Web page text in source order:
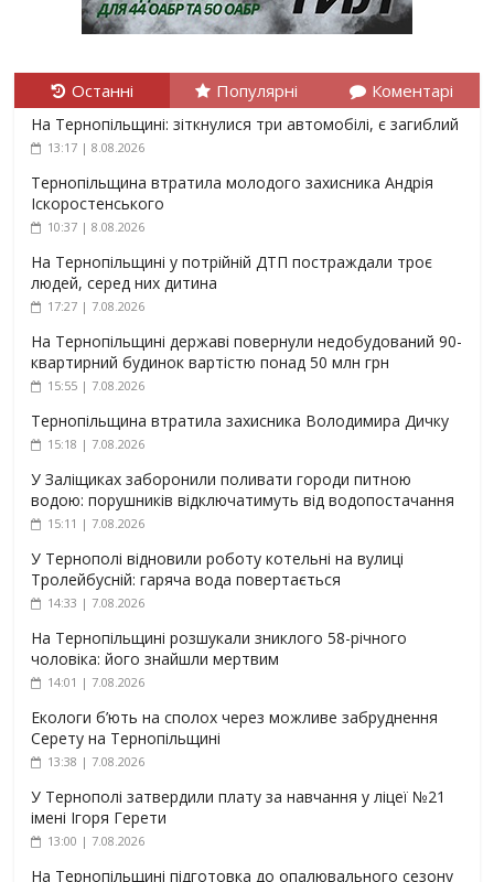
Останні Популярні Коментарі
На Тернопільщині: зіткнулися три автомобілі, є загиблий
13:17 | 8.08.2026
Тернопільщина втратила молодого захисника Андрія
Іскоростенського
10:37 | 8.08.2026
На Тернопільщині у потрійній ДТП постраждали троє
людей, серед них дитина
17:27 | 7.08.2026
На Тернопільщині державі повернули недобудований 90-
квартирний будинок вартістю понад 50 млн грн
15:55 | 7.08.2026
Тернопільщина втратила захисника Володимира Дичку
15:18 | 7.08.2026
У Заліщиках заборонили поливати городи питною
водою: порушників відключатимуть від водопостачання
15:11 | 7.08.2026
У Тернополі відновили роботу котельні на вулиці
Тролейбусній: гаряча вода повертається
14:33 | 7.08.2026
На Тернопільщині розшукали зниклого 58-річного
чоловіка: його знайшли мертвим
14:01 | 7.08.2026
Екологи б’ють на сполох через можливе забруднення
Серету на Тернопільщині
13:38 | 7.08.2026
У Тернополі затвердили плату за навчання у ліцеї №21
імені Ігоря Герети
13:00 | 7.08.2026
На Тернопільщині підготовка до опалювального сезону